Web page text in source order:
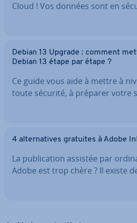
Cloud ! Vos données sont en
Debian 13 Upgrade : comment
Debian 13 étape par étape ?
Ce guide vous aide à mettre à
toute sécurité, à préparer votre
4 al­ter­na­tives gratuites à Adobe
La pu­bli­ca­tion assistée par
Adobe est trop chère ? Il existe